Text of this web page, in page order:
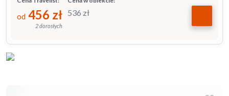
536 zł
od 456 zł
2 dorosłych